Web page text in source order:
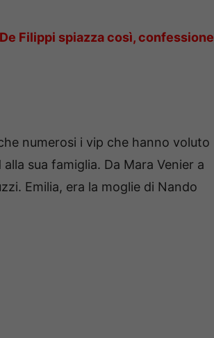
Filippi spiazza così, confessione
numerosi i vip che hanno voluto
sua famiglia. Da Mara Venier a
Emilia, era la moglie di Nando